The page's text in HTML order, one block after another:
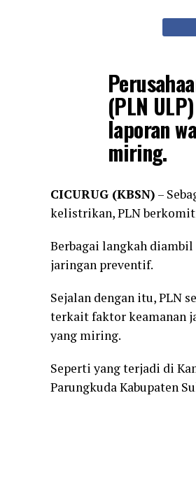
(PLN
laporan
miring.
CICURUG (KBSN) –
kelistrikan, PLN
Berbagai langkah
jaringan preventif.
Sejalan dengan itu, PLN
terkait faktor keamanan
yang miring.
Seperti yang terjadi di
Parungkuda Kabupaten